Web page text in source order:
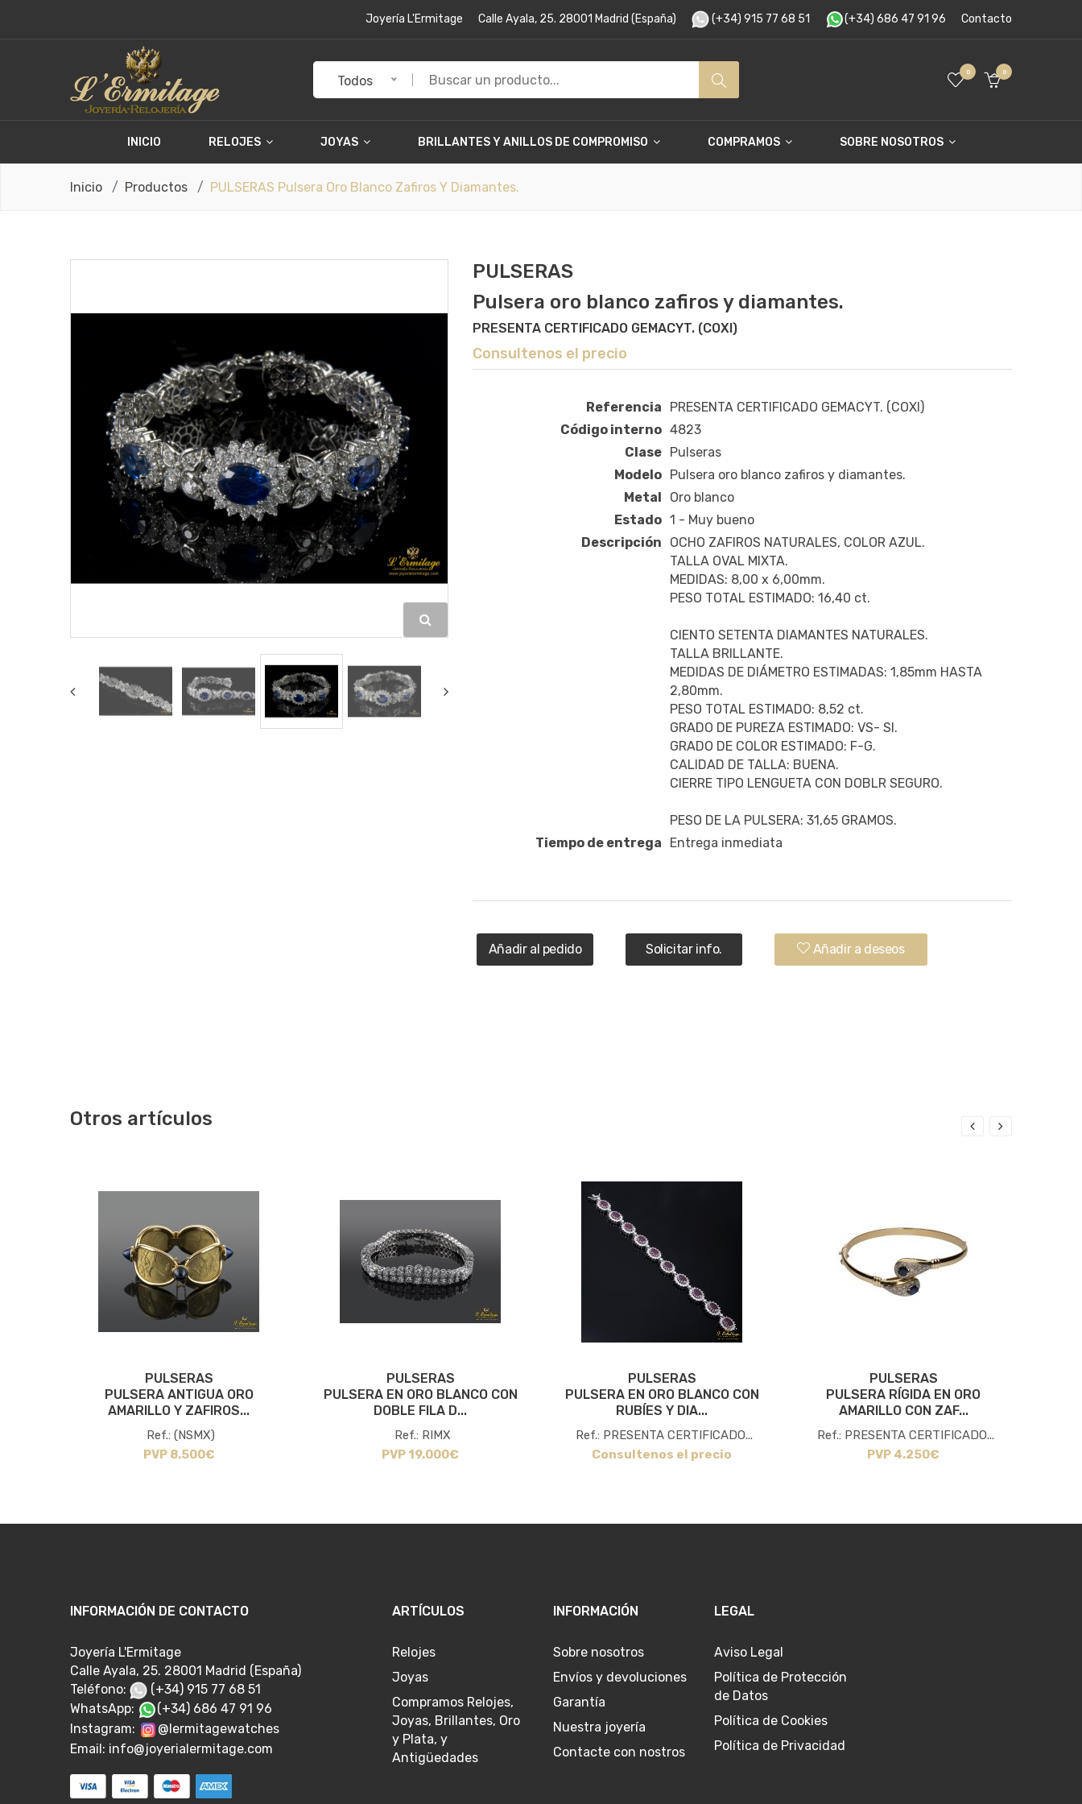
Joyería L'Ermitage Calle Ayala, 25. 28001 Madrid (España) (+34) 915 77 68 51 (+34) 686 47 91 96 Contacto
Todos
0 0
INICIO RELOJES JOYAS BRILLANTES Y ANILLOS DE COMPROMISO COMPRAMOS SOBRE NOSOTROS
Inicio Productos PULSERAS Pulsera Oro Blanco Zafiros Y Diamantes.
PULSERAS
Pulsera oro blanco zafiros y diamantes.
PRESENTA CERTIFICADO GEMACYT. (COXI)
Consultenos el precio
Referencia
PRESENTA CERTIFICADO GEMACYT. (COXI)
Código interno 4823
Clase
Pulseras
Modelo
Pulsera oro blanco zafiros y diamantes.
Metal
Oro blanco
Estado 1 - Muy bueno
Descripción
OCHO ZAFIROS NATURALES, COLOR AZUL.
TALLA OVAL MIXTA.
MEDIDAS: 8,00 x 6,00mm.
PESO TOTAL ESTIMADO: 16,40 ct.
CIENTO SETENTA DIAMANTES NATURALES.
TALLA BRILLANTE.
MEDIDAS DE DIÁMETRO ESTIMADAS: 1,85mm HASTA
2,80mm.
PESO TOTAL ESTIMADO: 8,52 ct.
GRADO DE PUREZA ESTIMADO: VS- SI.
GRADO DE COLOR ESTIMADO: F-G.
CALIDAD DE TALLA: BUENA.
CIERRE TIPO LENGUETA CON DOBLR SEGURO.
PESO DE LA PULSERA: 31,65 GRAMOS.
Tiempo de entrega
Entrega inmediata
Añadir al pedido Solicitar info. Añadir a deseos
Otros artículos
PULSERAS
PULSERA ANTIGUA ORO
AMARILLO Y ZAFIROS...
Ref.: (NSMX)
PVP 8.500€
PULSERAS
PULSERA EN ORO BLANCO CON
DOBLE FILA D...
Ref.: RIMX
PVP 19.000€
PULSERAS
PULSERA EN ORO BLANCO CON
RUBÍES Y DIA...
Ref.: PRESENTA CERTIFICADO...
Consultenos el precio
PULSERAS
PULSERA RÍGIDA EN ORO
AMARILLO CON ZAF...
Ref.: PRESENTA CERTIFICADO...
PVP 4.250€
INFORMACIÓN DE CONTACTO
Joyería L'Ermitage
Calle Ayala, 25. 28001 Madrid (España)
Teléfono:
(+34) 915 77 68 51
WhatsApp:
(+34) 686 47 91 96
Instagram:
@lermitagewatches
Email: info@joyerialermitage.com
ARTÍCULOS
Relojes
Joyas
Compramos Relojes,
Joyas, Brillantes, Oro
y Plata, y
Antigüedades
INFORMACIÓN
Sobre nosotros
Envíos y devoluciones
Garantía
Nuestra joyería
Contacte con nostros
LEGAL
Aviso Legal
Política de Protección
de Datos
Política de Cookies
Política de Privacidad